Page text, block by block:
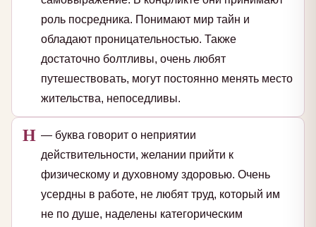
роль посредника. Понимают мир тайн и
обладают проницательностью. Также
достаточно болтливы, очень любят
путешествовать, могут постоянно менять место
жительства, непоседливы.
Н — буква говорит о неприятии
действительности, желании прийти к
физическому и духовному здоровью. Очень
усердны в работе, не любят труд, который им
не по душе, наделены категорическим